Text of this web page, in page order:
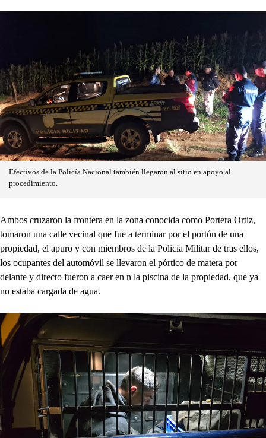
Efectivos de la Policía Nacional también llegaron al sitio en apoyo al
procedimiento.
Ambos cruzaron la frontera en la zona conocida como Portera Ortiz,
tomaron una calle vecinal que fue a terminar por el portón de una
propiedad, el apuro y con miembros de la Policía Militar de tras ellos,
los ocupantes del automóvil se llevaron el pórtico de matera por
delante y directo fueron a caer en n la piscina de la propiedad, que ya
no estaba cargada de agua.